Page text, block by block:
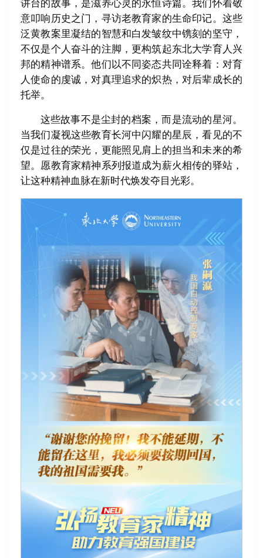
讲台的故事，是滋养心灵的永恒诗篇。我们怀着敬
意叩响历史之门，寻访老教育家的生命印记。这些
泛黄教案里凝结的智慧和白发皱纹中镌刻的坚守，
不仅是个人奋斗的注脚，更构筑起东北大学育人兴
邦的精神谱系。他们以不同姿态共同诠释着：对育
人使命的虔诚，对真理追求的炽热，对后辈成长的
托举。
这些故事不是尘封的档案，而是流动的星河。
当我们凝视这些教育长河中闪耀的星辰，看见的不
仅是过往的荣光，更能照见肩上的担当和未来的希
望。愿教育家精神系列报道成为薪火相传的驿站，
让这种精神血脉在新时代焕发夺目光彩。